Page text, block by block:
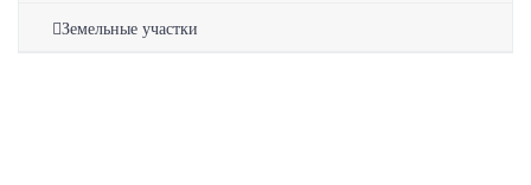
Земельные участки